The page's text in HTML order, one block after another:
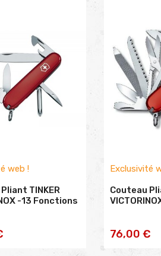
web !
TINKER
-13 Fonctions
AU
Exclusivité
Couteau
76,00 €